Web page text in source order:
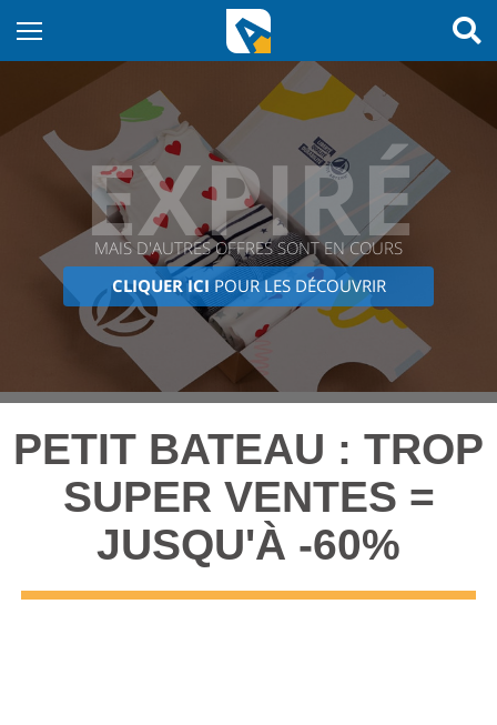
EXPIRÉ
MAIS D'AUTRES OFFRES SONT EN COURS
CLIQUER ICIPOUR LES DÉCOUVRIR
PETIT BATEAU : TROP
SUPER VENTES =
JUSQU'À -60%